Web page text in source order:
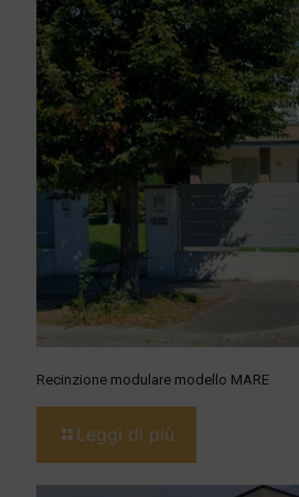
Recinzione modulare modello MARE
Leggi di più